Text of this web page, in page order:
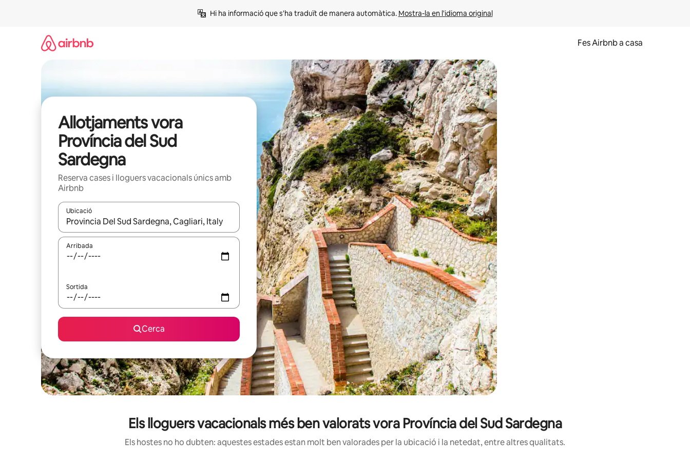
Hi ha informació que s'ha traduït de manera automàtica. Mostra-la en l'idioma original
Fes Airbnb a casa
Allotjaments vora
Província del Sud
Sardegna
Reserva cases i lloguers vacacionals únics amb
Airbnb
Ubicació
Quan els resultats estiguin disponibles, podràs navegar-hi a través de les tecles de les fletxes (amunt i avall), o bé fent un toc a la pantalla o fent-hi lliscar el dit.
Arribada
Sortida
Cerca
Els lloguers vacacionals més ben valorats vora Província del Sud Sardegna
Els hostes no ho dubten: aquestes estades estan molt ben valorades per la ubicació i la netedat, entre altres qualitats.